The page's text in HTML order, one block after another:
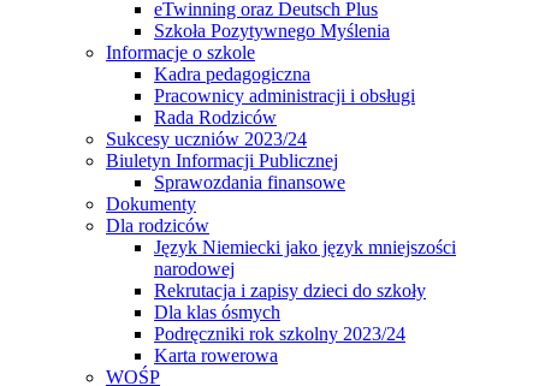
eTwinning oraz Deutsch Plus
Szkoła Pozytywnego Myślenia
Informacje o szkole
Kadra pedagogiczna
Pracownicy administracji i obsługi
Rada Rodziców
Sukcesy uczniów 2023/24
Biuletyn Informacji Publicznej
Sprawozdania finansowe
Dokumenty
Dla rodziców
Język Niemiecki jako język mniejszości
narodowej
Rekrutacja i zapisy dzieci do szkoły
Dla klas ósmych
Podręczniki rok szkolny 2023/24
Karta rowerowa
WOŚP